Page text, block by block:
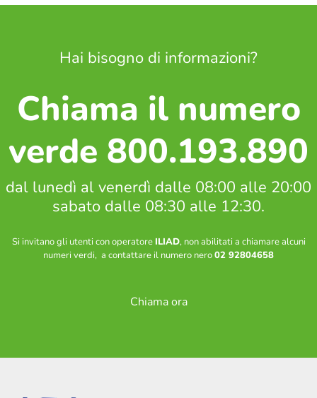
Hai bisogno di informazioni?
Chiama il numero
verde 800.193.890
dal lunedì al venerdì dalle 08:00 alle 20:00
sabato dalle 08:30 alle 12:30.
Si invitano gli utenti con operatore ILIAD, non abilitati a chiamare alcuni
numeri verdi, a contattare il numero nero02 92804658
Chiama ora